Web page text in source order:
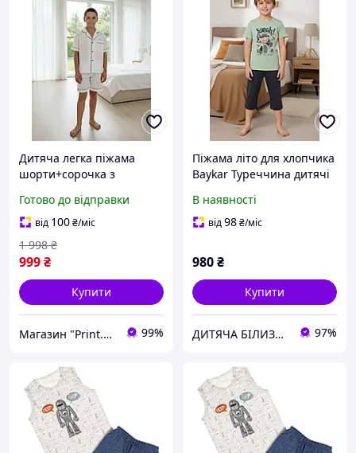
Дитяча легка піжама
шорти+сорочка з
бавовняна піжама для
хлопчика, дитяча піжама
весна-літо.
Готово до відправки
від 100₴/міс
999₴
1 998 ₴
Купити
Магазин "Print.Ai" 99%
Піжама літо для хлопчика
Baykar Туреччина дитячі
арт 9671-499 М'ятний
В наявності
від98₴/міс
980₴
Купити
ДИТЯЧА БІЛИЗНА БАЙКАР 97%